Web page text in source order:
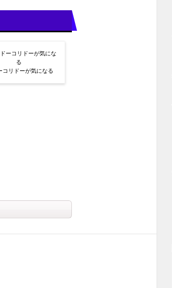
コリドーが気になる